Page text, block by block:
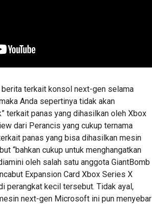
terkait konsol next-gen selama
Anda sepertinya tidak akan
terkait panas yang dihasilkan oleh Xbox
dari Perancis yang cukup ternama
panas yang bisa dihasilkan mesin
“bahkan cukup untuk menghangatkan
oleh salah satu anggota GiantBomb
Expansion Card Xbox Series X
perangkat kecil tersebut. Tidak ayal,
next-gen Microsoft ini pun menyebar